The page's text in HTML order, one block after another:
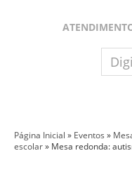
Página Inicial » Eventos »
escolar» Mesa redonda: